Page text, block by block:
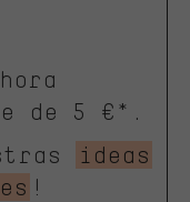
de 5 €*.
ideas
!